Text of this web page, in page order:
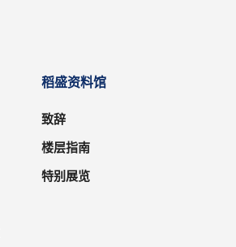
稻盛资料馆
致辞
楼层指南
特别展览